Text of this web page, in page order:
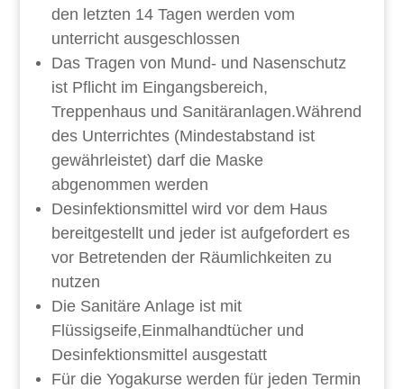
den letzten 14 Tagen werden vom
unterricht ausgeschlossen
Das Tragen von Mund- und Nasenschutz
ist Pflicht im Eingangsbereich,
Treppenhaus und Sanitäranlagen.Während
des Unterrichtes (Mindestabstand ist
gewährleistet) darf die Maske
abgenommen werden
Desinfektionsmittel wird vor dem Haus
bereitgestellt und jeder ist aufgefordert es
vor Betretenden der Räumlichkeiten zu
nutzen
Die Sanitäre Anlage ist mit
Flüssigseife,Einmalhandtücher und
Desinfektionsmittel ausgestatt
Für die Yogakurse werden für jeden Termin